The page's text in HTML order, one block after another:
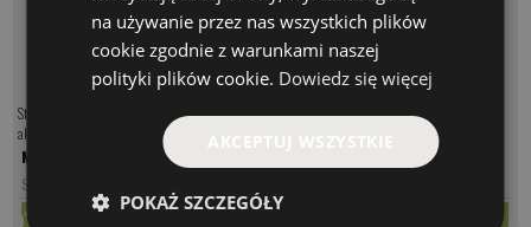
trwałe materiały zapewniające długą żywotność
idealna do wędkowania, aktywności outdoorowych i codziennego noszenia
sportowy i uniwersalny styl
St. Croix Rod Blue Trucker Cap to doskonały wybór dla wędkarzy oraz wszystkich miłośników
aktywnego stylu życia, którzy cenią wygodę, przewiewność i klasyczny wygląd marki St. Croix.
MODEL
SMESHBLUE
na używanie przez nas wszystkich plików
cookie zgodnie z warunkami naszej
polityki plików cookie. Dowiedz się więcej
AKCEPTUJ WSZYSTKIE
POKAŻ SZCZEGÓŁY